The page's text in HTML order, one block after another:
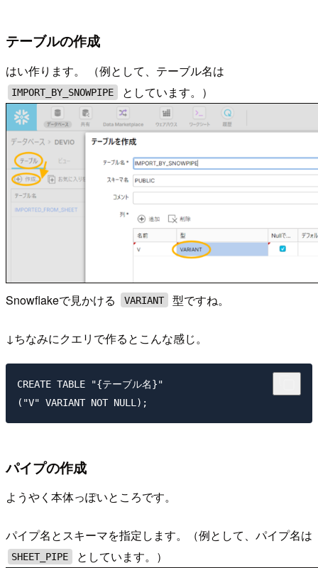
テーブルの作成
はい作ります。 （例として、テーブル名は
IMPORT_BY_SNOWPIPE としています。）
Snowflakeで見かける VARIANT 型ですね。
↓ちなみにクエリで作るとこんな感じ。
CREATE TABLE "{テーブル名}"
パイプの作成
ようやく本体っぽいところです。
パイプ名とスキーマを指定します。（例として、パイプ名は
SHEET_PIPE としています。）